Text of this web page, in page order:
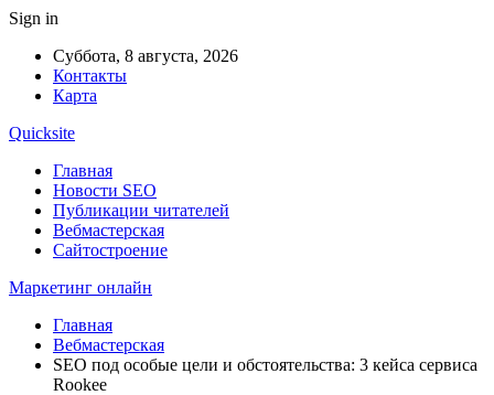
Sign in
Суббота, 8 августа, 2026
Контакты
Карта
Quicksite
Главная
Новости SEO
Публикации читателей
Вебмастерская
Сайтостроение
Маркетинг онлайн
Главная
Вебмастерская
SEO под особые цели и обстоятельства: 3 кейса сервиса
Rookee